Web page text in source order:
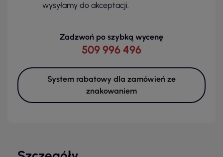
wysyłamy do akceptacji.
Zadzwoń po szybką wycenę
509 996 496
System rabatowy dla zamówień ze
znakowaniem